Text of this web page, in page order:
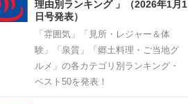
理由別ランキング 」（2026年1月1
日号発表）
「雰囲気」「見所・レジャー＆体
験」「泉質」「郷土料理・ご当地グ
ルメ」の各カテゴリ別ランキング・
ベスト50を発表！